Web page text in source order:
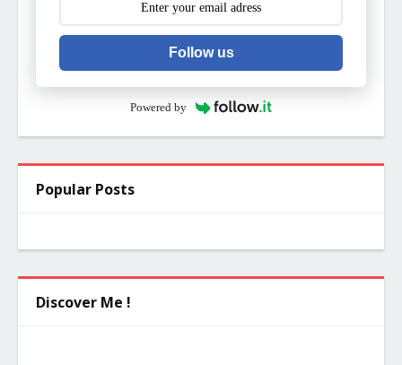
Follow us
Powered by
Popular Posts
Discover Me !